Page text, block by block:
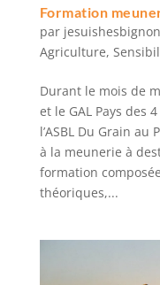
Formation
par jesuishesbignon
Agriculture,
Durant le mois de
et le GAL Pays des
l’ASBL Du Grain
à la meunerie à
formation
théoriques,...